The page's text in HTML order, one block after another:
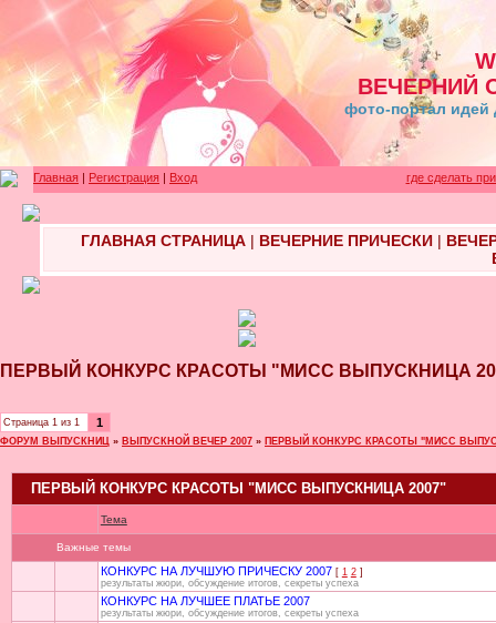
ВЕЧЕРНИЙ
фото-портал идей
Главная | Регистрация | Вход где сделать
ГЛАВНАЯ СТРАНИЦА| ВЕЧЕРНИЕ ПРИЧЕСКИ|
ПЕРВЫЙ КОНКУРС КРАСОТЫ "МИСС ВЫПУСКНИЦА
Страница 1 из 1 1
ФОРУМ ВЫПУСКНИЦ » ВЫПУСКНОЙ ВЕЧЕР 2007 » ПЕРВЫЙ КОНКУРС КРАСОТЫ "МИСС
ПЕРВЫЙ КОНКУРС КРАСОТЫ "МИСС ВЫПУСКНИЦА 2007"
Тема
Важные темы
КОНКУРС НА ЛУЧШУЮ ПРИЧЕСКУ 2007 [ 1 2]
результаты жюри, обсуждение итогов, секреты успеха
КОНКУРС НА ЛУЧШЕЕ ПЛАТЬЕ 2007
результаты жюри, обсуждение итогов, секреты успеха